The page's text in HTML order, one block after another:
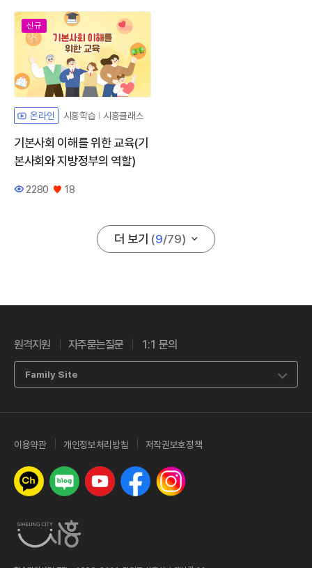
신규
온라인 시흥학습 시흥클래스
기본사회 이해를 위한 교육(기
본사회와 지방정부의 역할)
조회수
2280
좋아요
18
더 보기 (9/79)
원격지원 자주묻는질문 1:1 문의
Family Site
이용약관 개인정보처리방침 저작권보호정책
카카오톡 채널네이버 블로그유튜브 페이스북 인스타그램